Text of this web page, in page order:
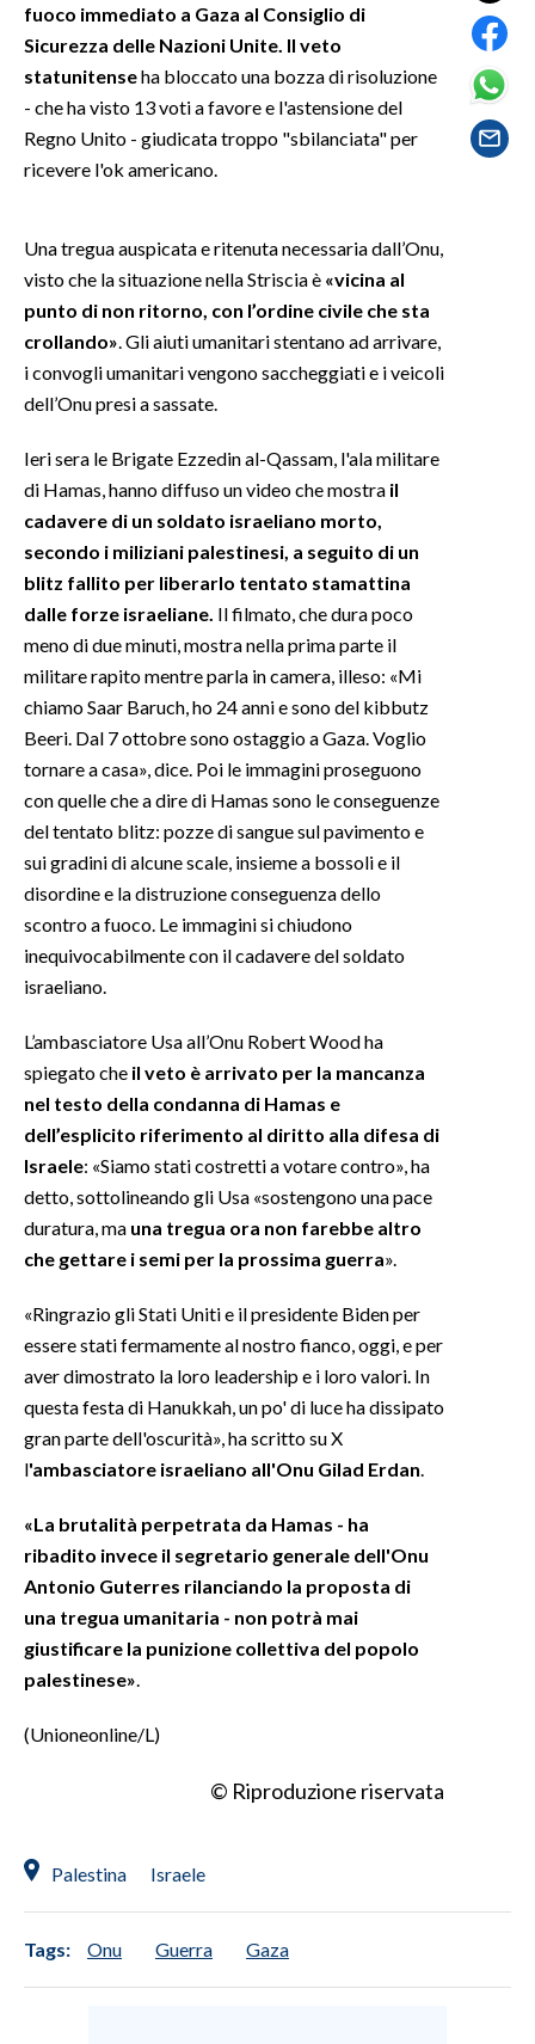
GOSSIP
SALUTE
EVENTI
#CARAUNIONE
3 MINUTI CON
INFO AZIENDE
ABBONATI
ANNUNCI
PUBBLICITÀ
SPIAGGE
STORE
fuoco immediato a Gaza al Consiglio di
Sicurezza delle Nazioni Unite. Il veto
statunitenseha bloccato una bozza di risoluzione
- che ha visto 13 voti a favore e l'astensione del
Regno Unito - giudicata troppo "sbilanciata" per
ricevere l'ok americano.
Una tregua auspicata e ritenuta necessaria dall’Onu,
visto che la situazione nella Striscia è «vicina al
punto di non ritorno, con l’ordine civile che sta
crollando» . Gli aiuti umanitari stentano ad arrivare,
i convogli umanitari vengono saccheggiati e i veicoli
dell’Onu presi a sassate.
Ieri sera le Brigate Ezzedin al-Qassam, l'ala militare
di Hamas, hanno diffuso un video che mostra il
cadavere di un soldato israeliano morto,
secondo i miliziani palestinesi, a seguito di un
blitz fallito per liberarlo tentato stamattina
dalle forze israeliane. Il filmato, che dura poco
meno di due minuti, mostra nella prima parte il
militare rapito mentre parla in camera, illeso: «Mi
chiamo Saar Baruch, ho 24 anni e sono del kibbutz
Beeri. Dal 7 ottobre sono ostaggio a Gaza. Voglio
tornare a casa», dice. Poi le immagini proseguono
con quelle che a dire di Hamas sono le conseguenze
del tentato blitz: pozze di sangue sul pavimento e
sui gradini di alcune scale, insieme a bossoli e il
disordine e la distruzione conseguenza dello
scontro a fuoco. Le immagini si chiudono
inequivocabilmente con il cadavere del soldato
israeliano.
L’ambasciatore Usa all’Onu Robert Wood ha
spiegato che il veto è arrivato per la mancanza
nel testo della condanna di Hamas e
dell’esplicito riferimento al diritto alla difesa di
Israele: «Siamo stati costretti a votare contro», ha
detto, sottolineando gli Usa «sostengono una pace
duratura, ma una tregua ora non farebbe altro
che gettare i semi per la prossima guerra».
«Ringrazio gli Stati Uniti e il presidente Biden per
essere stati fermamente al nostro fianco, oggi, e per
aver dimostrato la loro leadership e i loro valori. In
questa festa di Hanukkah, un po' di luce ha dissipato
gran parte dell'oscurità», ha scritto su X
l'ambasciatore israeliano all'Onu Gilad Erdan
«La brutalità perpetrata da Hamas - ha
ribadito invece il segretario generale dell'Onu
Antonio Guterres rilanciando la proposta di
una tregua umanitaria - non potrà mai
giustificare la punizione collettiva del popolo
palestinese»
(Unioneonline/L)
© Riproduzione riservata
Palestina Israele
Tags: Onu Guerra Gaza